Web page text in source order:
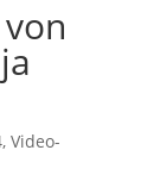
, Video-